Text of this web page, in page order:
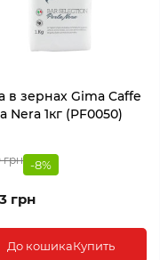
в зернах Gima Caffe
Nera 1кг (PF0050)
грн -8%
грн
До кошикаКупить